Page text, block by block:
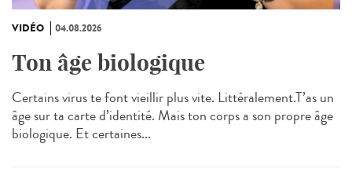
VIDÉO 04.08.2026
Ton âge biologique
Certains virus te font vieillir plus vite. Littéralement.T’as un
âge sur ta carte d’identité. Mais ton corps a son propre âge
biologique. Et certaines...